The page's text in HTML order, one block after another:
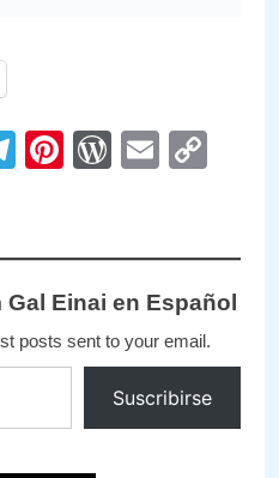
Telegram
PinterestEmail
Einai en Español
posts sent to your email.
Suscribirse